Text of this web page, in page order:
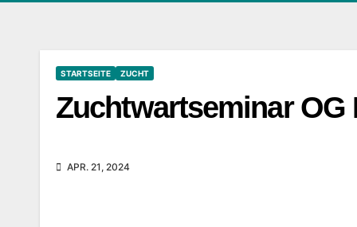
STARTSEITE ZUCHT
Zuchtwartseminar OG
APR. 21, 2024